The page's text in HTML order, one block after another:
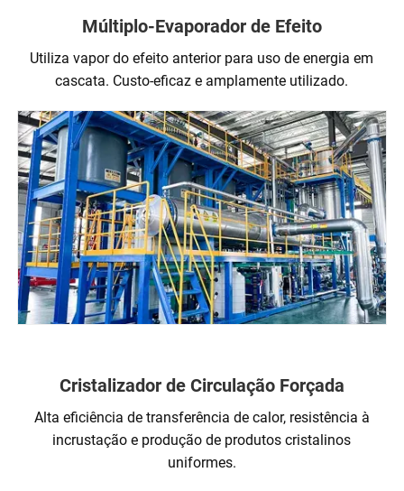
Múltiplo-Evaporador de Efeito
Utiliza vapor do efeito anterior para uso de energia em
cascata. Custo-eficaz e amplamente utilizado.
Cristalizador de Circulação Forçada
Alta eficiência de transferência de calor, resistência à
incrustação e produção de produtos cristalinos
uniformes.